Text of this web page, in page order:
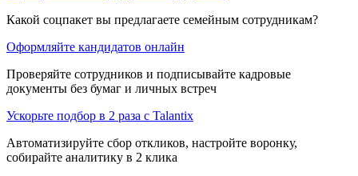
Какой соцпакет вы предлагаете семейным сотрудникам?
Оформляйте кандидатов онлайн
Проверяйте сотрудников и подписывайте кадровые
документы без бумаг и личных встреч
Ускорьте подбор в 2 раза с Talantix
Автоматизируйте сбор откликов, настройте воронку,
собирайте аналитику в 2 клика